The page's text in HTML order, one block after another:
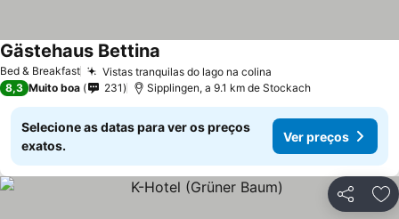
Bed & Breakfast Vistas tranquilas do lago na colina
Gästehaus Bettina
8,3 Muito boa 231 Sipplingen, a 9.1 km de Stockach
Selecione as datas para ver os preços
exatos.
Ver preços
Partilhar